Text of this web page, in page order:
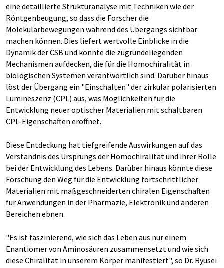
eine detaillierte Strukturanalyse mit Techniken wie der
Röntgenbeugung, so dass die Forscher die
Molekularbewegungen während des Übergangs sichtbar
machen können. Dies liefert wertvolle Einblicke in die
Dynamik der CSB und könnte die zugrundeliegenden
Mechanismen aufdecken, die für die Homochiralität in
biologischen Systemen verantwortlich sind. Darüber hinaus
löst der Übergang ein "Einschalten" der zirkular polarisierten
Lumineszenz (CPL) aus, was Möglichkeiten für die
Entwicklung neuer optischer Materialien mit schaltbaren
CPL-Eigenschaften eröffnet.
Diese Entdeckung hat tiefgreifende Auswirkungen auf das
Verständnis des Ursprungs der Homochiralität und ihrer Rolle
bei der Entwicklung des Lebens. Darüber hinaus könnte diese
Forschung den Weg für die Entwicklung fortschrittlicher
Materialien mit maßgeschneiderten chiralen Eigenschaften
für Anwendungen in der Pharmazie, Elektronik und anderen
Bereichen ebnen.
"Es ist faszinierend, wie sich das Leben aus nur einem
Enantiomer von Aminosäuren zusammensetzt und wie sich
diese Chiralität in unserem Körper manifestiert", so Dr. Ryusei